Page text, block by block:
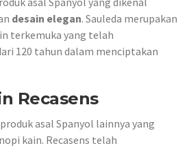
desain elegan. Sauleda merupakan
terkemuka yang telah
120 tahun dalam menciptakan
Recasens
asal Spanyol lainnya yang
kain. Recasens telah